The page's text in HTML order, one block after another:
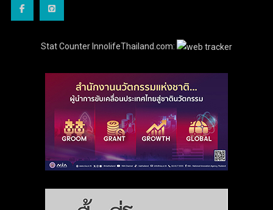
Stat Counter InnolifeThailand.com: